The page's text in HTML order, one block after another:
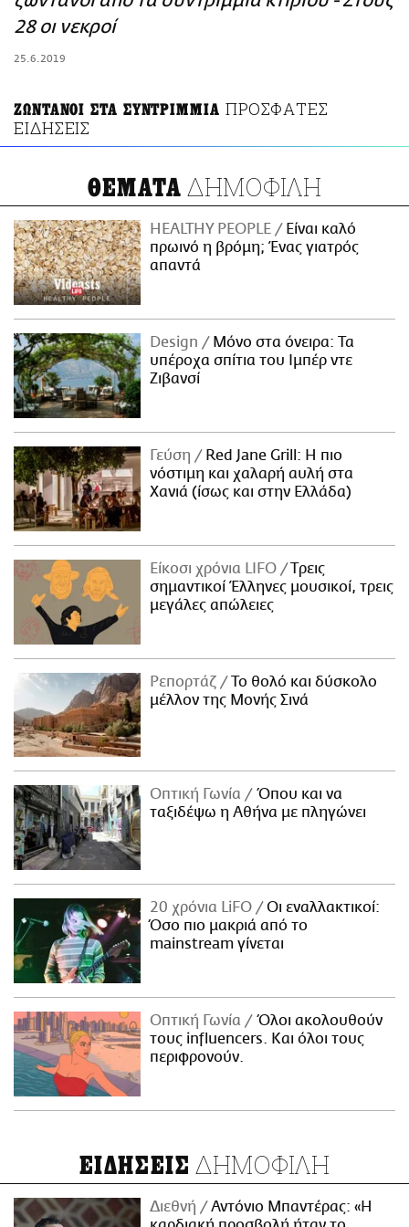
ΑΜΠΑ
28 οι νεκροί
25.6.2019
ΖΩΝΤΑΝΟΙ ΣΤΑ ΣΥΝΤΡΙΜΜΙΑ ΠΡΟΣΦΑΤΕΣ
ΕΙΔΗΣΕΙΣ
ΘΕΜΑΤΑ ΔΗΜΟΦΙΛΗ
HEALTHY PEOPLE
Είναι καλό
πρωινό η βρόμη; Ένας γιατρός
απαντά
Design
Μόνο στα όνειρα: Τα
υπέροχα σπίτια του Ιμπέρ ντε
Ζιβανσί
Γεύση
Red Jane Grill: Η πιο
νόστιμη και χαλαρή αυλή στα
Χανιά (ίσως και στην Ελλάδα)
Είκοσι χρόνια LIFO
Tρεις
σημαντικοί Έλληνες μουσικοί, τρεις
μεγάλες απώλειες
Ρεπορτάζ
Το θολό και δύσκολο
μέλλον της Μονής Σινά
Οπτική Γωνία
Όπου και να
ταξιδέψω η Αθήνα με πληγώνει
20 χρόνια LiFO
Οι εναλλακτικοί:
Όσο πιο μακριά από το
mainstream γίνεται
Οπτική Γωνία
Όλοι ακολουθούν
τους influencers. Και όλοι τους
περιφρονούν.
ΕΙΔΗΣΕΙΣ ΔΗΜΟΦΙΛΗ
Διεθνή
Αντόνιο Μπαντέρας: «Η